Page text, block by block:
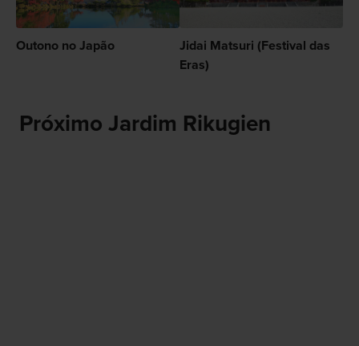
Outono no Japão
Jidai Matsuri (Festival das
Eras)
Próximo Jardim Rikugien